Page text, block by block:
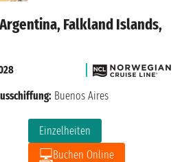
Falkland Islands,
Einzelheiten
Buchen Online
Buenos Aires